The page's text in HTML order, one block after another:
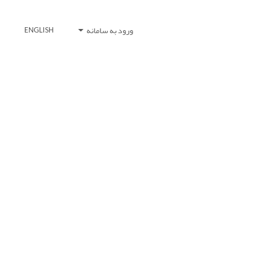
ورود به سامانه ENGLISH